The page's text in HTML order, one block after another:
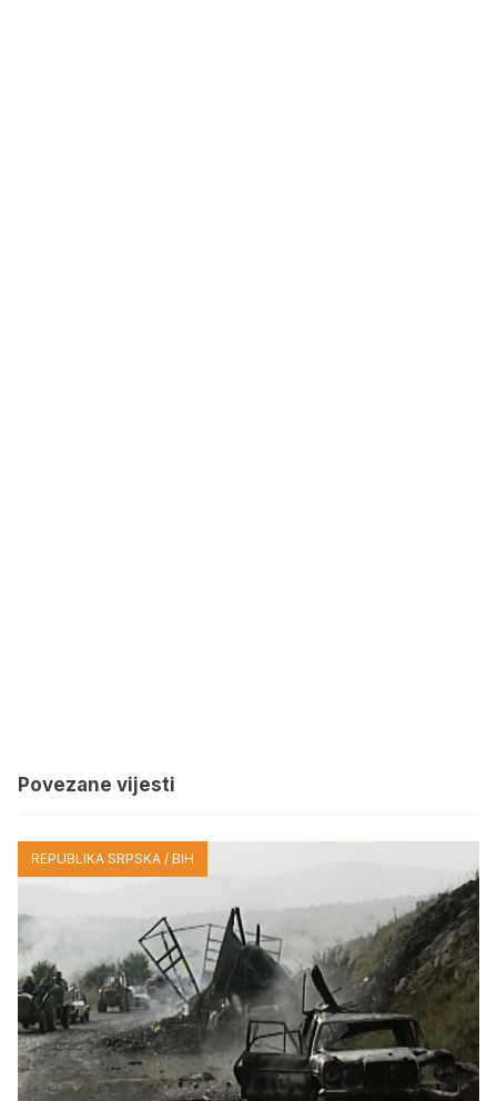
Povezane vijesti
REPUBLIKA SRPSKA / BIH